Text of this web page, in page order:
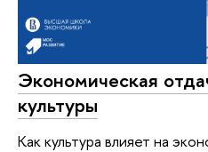
Экономическая
культуры
Как культура влияет на